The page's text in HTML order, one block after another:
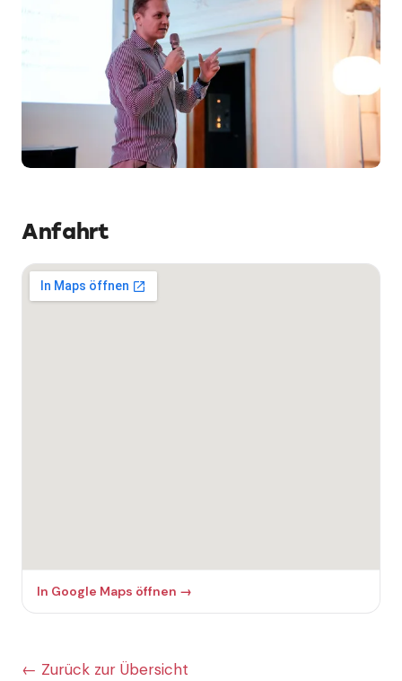
Anfahrt
In Google Maps öffnen →
← Zurück zur Übersicht